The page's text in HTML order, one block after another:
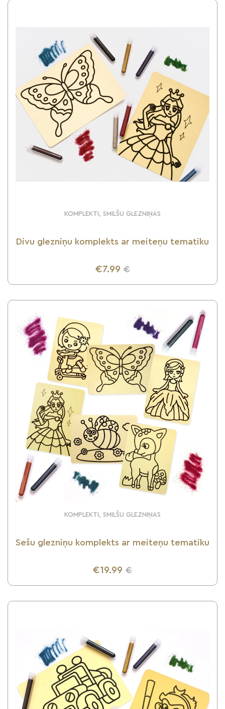
KOMPLEKTI, SMILŠU GLEZNIŅAS
Divu glezniņu komplekts ar meiteņu tematiku
€7.99 €
UZZINI VAIRĀK
KOMPLEKTI, SMILŠU GLEZNIŅAS
Sešu glezniņu komplekts ar meiteņu tematiku
€19.99 €
UZZINI VAIRĀK